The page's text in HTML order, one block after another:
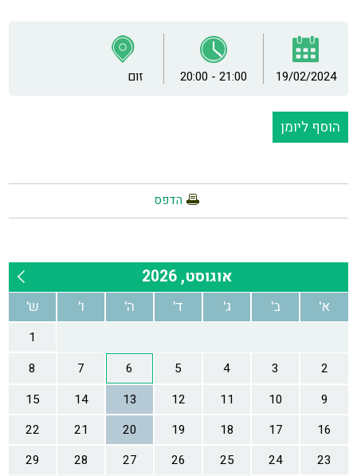
19/02/2024
20:00 - 21:00 זום
הוסף ליומן
הדפס